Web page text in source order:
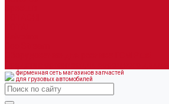
фирменная сеть магазинов запчастей
для грузовых автомобилей